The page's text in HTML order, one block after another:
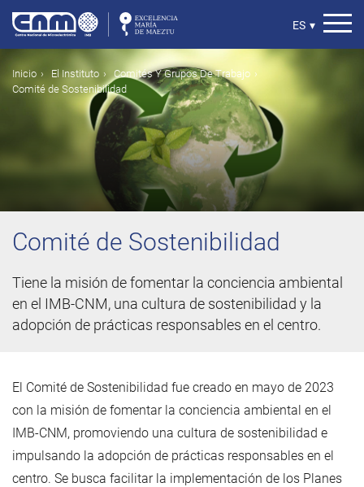
contenido
principal
Select
ES ▾
Ruta
de
navegación
Inicio El Instituto
Comités Y Grupos De Trabajo
Comité de Sostenibilidad
Comité de Sostenibilidad
Tiene la misión de fomentar la conciencia ambiental
en el IMB-CNM, una cultura de sostenibilidad y la
adopción de prácticas responsables en el centro.
El Comité de Sostenibilidad fue creado en mayo de 2023
con la misión de fomentar la conciencia ambiental en el
IMB-CNM, promoviendo una cultura de sostenibilidad e
impulsando la adopción de prácticas responsables en el
centro. Se busca facilitar la implementación de los Planes